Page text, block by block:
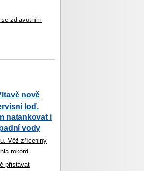
zdravotním
nově
loď.
natankovat i
vody
Věž zříceniny
rekord
přistávat